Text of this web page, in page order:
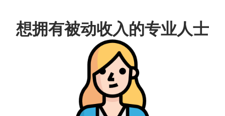
想拥有被动收入的专业人士